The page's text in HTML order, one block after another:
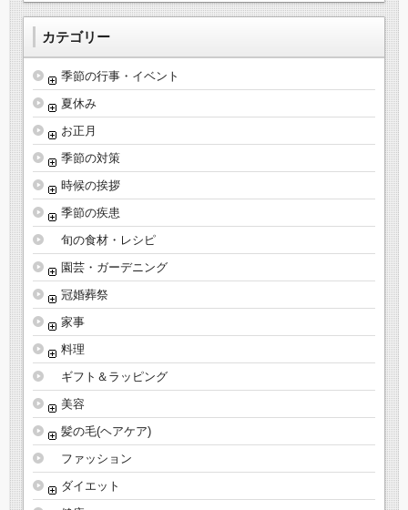
カテゴリー
季節の行事・イベント
夏休み
お正月
季節の対策
時候の挨拶
季節の疾患
旬の食材・レシピ
園芸・ガーデニング
冠婚葬祭
家事
料理
ギフト＆ラッピング
美容
髪の毛(ヘアケア)
ファッション
ダイエット